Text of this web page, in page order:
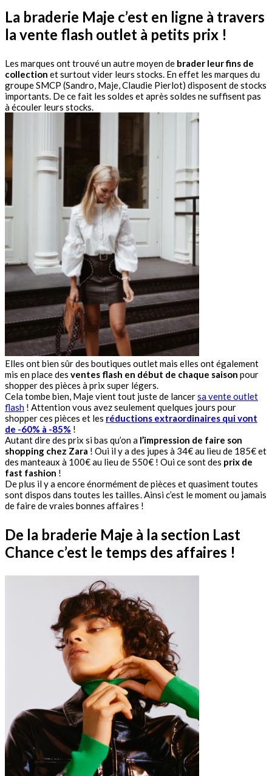
La braderie Maje c’est en ligne à travers
la vente flash outlet à petits prix !
Les marques ont trouvé un autre moyen de brader leur fins de
collection et surtout vider leurs stocks. En effet les marques du
groupe SMCP (Sandro, Maje, Claudie Pierlot) disposent de stocks
importants. De ce fait les soldes et après soldes ne suffisent pas
à écouler leurs stocks.
Elles ont bien sûr des boutiques outlet mais elles ont également
mis en place des ventes flash en début de chaque saison pour
shopper des pièces à prix super légers.
Cela tombe bien, Maje vient tout juste de lancersa vente outlet
flash ! Attention vous avez seulement quelques jours pour
shopper ces pièces et les réductions extraordinaires qui vont
de -60% à -85% !
Autant dire des prix si bas qu’on a l’impression de faire son
shopping chez Zara ! Oui il y a des jupes à 34€ au lieu de 185€ et
des manteaux à 100€ au lieu de 550€ ! Oui ce sont des prix de
fast fashion !
De plus il y a encore énormément de pièces et quasiment toutes
sont dispos dans toutes les tailles. Ainsi c’est le moment ou jamais
de faire de vraies bonnes affaires !
De la braderie Maje à la section Last
Chance c’est le temps des affaires !